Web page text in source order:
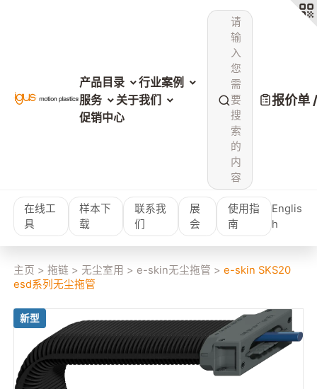
产品目录
行业案例
服务
关于我们
促销中心
请
输
入
您
需
要
搜
索
的
内
容
报价单
在线工
具
样本下
载
联系我
们
展
会
使用指
南
Englis
h
主页 >拖链 > 无尘室用 > e-skin无尘拖管 >e-skin SKS20
esd系列无尘拖管
新型